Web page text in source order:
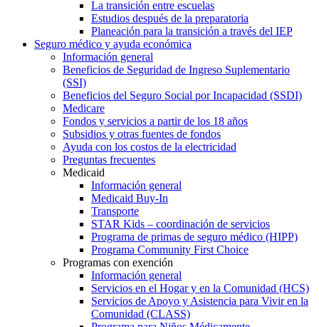
La transición entre escuelas
Estudios después de la preparatoria
Planeación para la transición a través del IEP
Seguro médico y ayuda económica
Información general
Beneficios de Seguridad de Ingreso Suplementario
(SSI)
Beneficios del Seguro Social por Incapacidad (SSDI)
Medicare
Fondos y servicios a partir de los 18 años
Subsidios y otras fuentes de fondos
Ayuda con los costos de la electricidad
Preguntas frecuentes
Medicaid
Información general
Medicaid Buy-In
Transporte
STAR Kids – coordinación de servicios
Programa de primas de seguro médico (HIPP)
Programa Community First Choice
Programas con exención
Información general
Servicios en el Hogar y en la Comunidad (HCS)
Servicios de Apoyo y Asistencia para Vivir en la
Comunidad (CLASS)